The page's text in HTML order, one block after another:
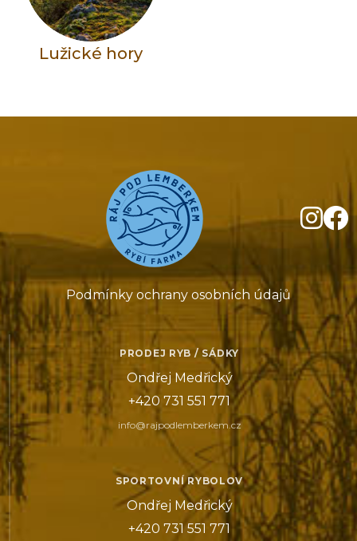
Lužické hory
Podmínky ochrany osobních údajů
PRODEJ RYB / SÁDKY
Ondřej Medřický
+420 731 551 771
info@rajpodlemberkem.cz
SPORTOVNÍ RYBOLOV
Ondřej Medřický
+420 731 551 771